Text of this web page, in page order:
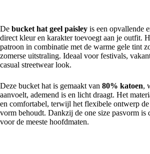
De bucket hat geel paisley is een opvallende
direct kleur en karakter toevoegt aan je outfit.
patroon in combinatie met de warme gele tint
zomerse uitstraling. Ideaal voor festivals,
casual streetwear look.
Deze bucket hat is gemaakt van 80% katoen,
aanvoelt, ademend is en licht draagt. Het
en comfortabel, terwijl het flexibele ontwerp
vorm behoudt. Dankzij de one size pasvorm is
voor de meeste hoofdmaten.